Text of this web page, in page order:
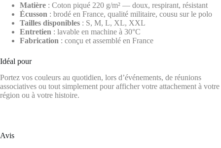
Matière : Coton piqué 220 g/m² — doux, respirant, résistant
Écusson : brodé en France, qualité militaire, cousu sur le polo
Tailles disponibles : S, M, L, XL, XXL
Entretien : lavable en machine à 30°C
Fabrication : conçu et assemblé en France
Idéal pour
Portez vos couleurs au quotidien, lors d’événements, de réunions
associatives ou tout simplement pour afficher votre attachement à votre
région ou à votre histoire.
Avis